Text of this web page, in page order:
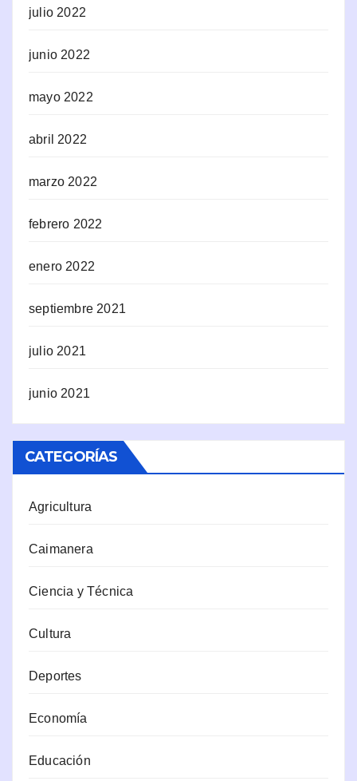
julio 2022
junio 2022
mayo 2022
abril 2022
marzo 2022
febrero 2022
enero 2022
septiembre 2021
julio 2021
junio 2021
CATEGORÍAS
Agricultura
Caimanera
Ciencia y Técnica
Cultura
Deportes
Economía
Educación